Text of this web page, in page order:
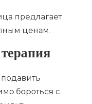
предлагает
ценам.
бороться с